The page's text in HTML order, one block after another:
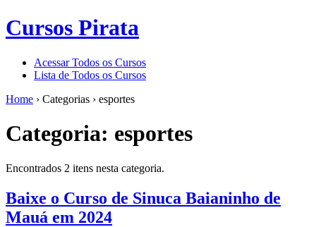
Cursos Pirata
Acessar Todos os Cursos
Lista de Todos os Cursos
Home › Categorias › esportes
Categoria: esportes
Encontrados 2 itens nesta categoria.
Baixe o Curso de Sinuca Baianinho de
Mauá em 2024